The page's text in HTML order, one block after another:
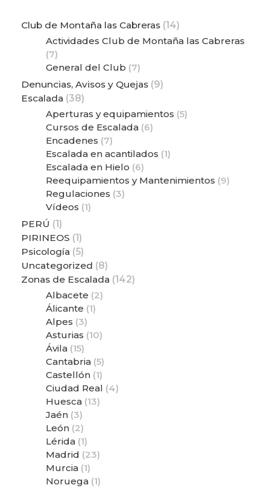
Club de Montaña las Cabreras (14)
Actividades Club de Montaña las Cabreras
(7)
General del Club (7)
Denuncias, Avisos y Quejas (9)
Escalada (38)
Aperturas y equipamientos (5)
Cursos de Escalada(6)
Encadenes (7)
Escalada en acantilados (1)
Escalada en Hielo (6)
Reequipamientos y Mantenimientos (9)
Regulaciones (3)
Vídeos (1)
PERÚ (1)
PIRINEOS (1)
Psicología (5)
Uncategorized (8)
Zonas de Escalada (142)
Albacete (2)
Álicante (1)
Alpes (3)
Asturias (10)
Ávila(15)
Cantabria(5)
Castellón(1)
Ciudad Real (4)
Huesca(13)
Jaén(3)
León(2)
Lérida(1)
Madrid (23)
Murcia(1)
Noruega(1)